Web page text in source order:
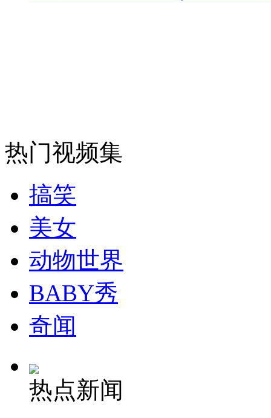
走！跟着总书记去植树
消防员救轻生者
纽约上演“枕头大战”
司机酒驾遇交警 急速倒车逃窜
热门视频集
搞笑
美女
动物世界
BABY秀
奇闻
热点新闻